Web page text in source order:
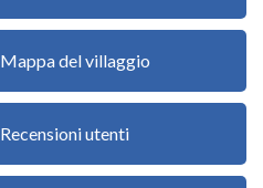
Mappa del villaggio
Recensioni utenti